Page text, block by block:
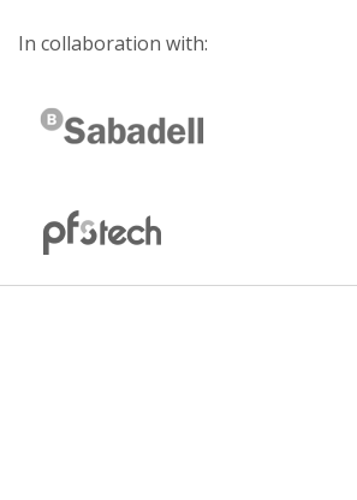
In collaboration with: